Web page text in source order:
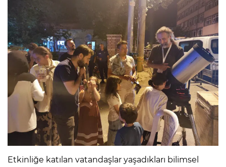
Etkinliğe katılan vatandaşlar yaşadıkları bilimsel